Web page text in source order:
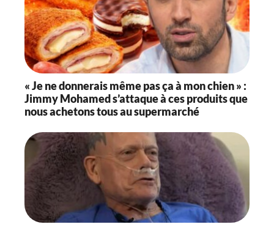
« Je ne donnerais même pas ça à mon chien » :
Jimmy Mohamed s’attaque à ces produits que
nous achetons tous au supermarché